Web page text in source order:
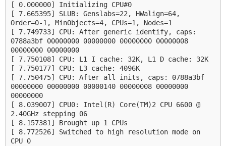
[ 0.000000] Initializing CPU#0
[ 7.665395] SLUB: Genslabs=22, HWalign=64,
Order=0-1, MinObjects=4, CPUs=1, Nodes=1
[ 7.749733] CPU: After generic identify, caps:
0788a3bf 00000000 00000000 00000000 00000008
00000000 00000000
[ 7.750108] CPU: L1 I cache: 32K, L1 D cache: 32K
[ 7.750177] CPU: L3 cache: 4096K
[ 7.750475] CPU: After all inits, caps: 0788a3bf
00000000 00000000 00000140 00000008 00000000
00000000
[ 8.039007] CPU0: Intel(R) Core(TM)2 CPU 6600 @
2.40GHz stepping 06
[ 8.157381] Brought up 1 CPUs
[ 8.772526] Switched to high resolution mode on
CPU 0